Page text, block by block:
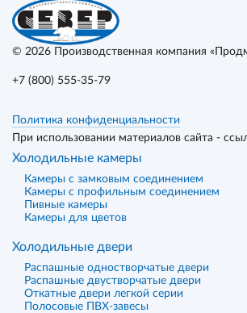
© 2026 Производственная компания
+7 (800) 555-35-79
Политика конфиденциальности
При использовании материалов сайта -
Холодильные камеры
Камеры с замковым соединением
Камеры с профильным соединением
Пивные камеры
Камеры для цветов
Холодильные двери
Распашные одностворчатые двери
Распашные двустворчатые двери
Откатные двери легкой серии
Полосовые ПВХ-завесы